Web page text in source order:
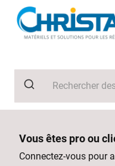
Vous êtes pro ou
Connectez-vous pour